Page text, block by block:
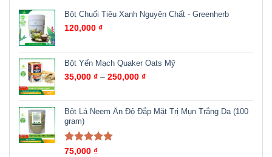
Bột Chuối Tiêu Xanh Nguyên Chất - Greenherb
120,000 ₫
Bột Yến Mạch Quaker Oats Mỹ
35,000 ₫ – 250,000 ₫
Bột Lá Neem Ấn Độ Đắp Mặt Trị Mụn Trắng Da (100
gram)
Được xếp
75,000 ₫